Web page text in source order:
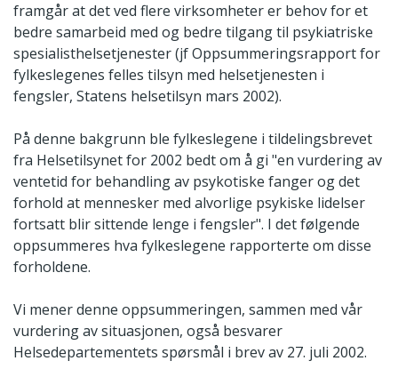
framgår at det ved flere virksomheter er behov for et
bedre samarbeid med og bedre tilgang til psykiatriske
spesialisthelsetjenester (jf Oppsummeringsrapport for
fylkeslegenes felles tilsyn med helsetjenesten i
fengsler, Statens helsetilsyn mars 2002).
På denne bakgrunn ble fylkeslegene i tildelingsbrevet
fra Helsetilsynet for 2002 bedt om å gi "en vurdering av
ventetid for behandling av psykotiske fanger og det
forhold at mennesker med alvorlige psykiske lidelser
fortsatt blir sittende lenge i fengsler". I det følgende
oppsummeres hva fylkeslegene rapporterte om disse
forholdene.
Vi mener denne oppsummeringen, sammen med vår
vurdering av situasjonen, også besvarer
Helsedepartementets spørsmål i brev av 27. juli 2002.